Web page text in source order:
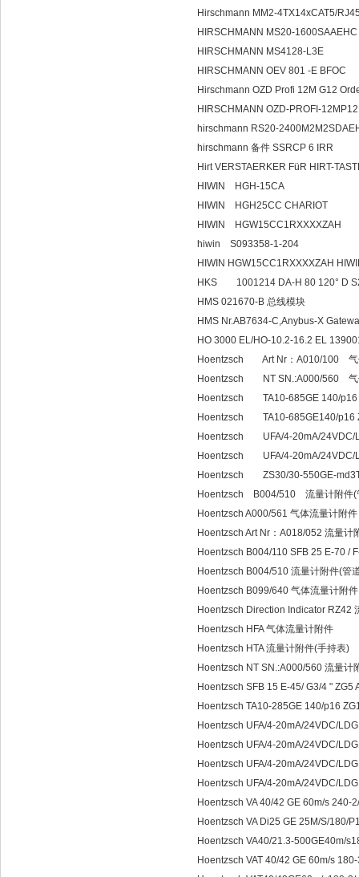
Hirschmann MM2-4TX14xCAT5/
HIRSCHMANN MS20-
HIRSCHMANN MS4128-L3E
HIRSCHMANN OEV 801 -E BFOC
Hirschmann OZD Profi 12M G12
HIRSCHMANN OZD-PROFI-
hirschmann RS20-
hirschmann 备件 SSRCP 6 IRR
Hirt VERSTAERKER FüR HIRT-
HIWIN HGH-15CA
HIWIN HGH25CC CHARIOT
HIWIN
hiwin S093358-1-204
HIWIN HGW15CC1RXXXXZAH
HKS 1001214 DA-H 80 120° D
HMS 021670-B 总线模块
HMS Nr.AB7634-C,Anybus-X
HO 3000 EL/HO-10.2-16.2 EL
Hoentzsch Art Nr：A010/100 气
Hoentzsch NT SN.:A000/560 气
Hoentzsch TA10-685GE 140/p16
Hoentzsch TA10-685GE140/p16
Hoentzsch UFA/4-20mA/
Hoentzsch UFA/4-20mA/24VDC/
Hoentzsch ZS30/30-550GE-
Hoentzsch B004/510 流量计附件(
Hoentzsch A000/561 气体流量计附件
Hoentzsch Art Nr：A018/052 流量计
Hoentzsch B004/110 SFB 25 E-70 /
Hoentzsch B004/510 流量计附件(管
Hoentzsch B099/640 气体流量计附件
Hoentzsch Direction Indicator RZ42
Hoentzsch HFA 气体流量计附件
Hoentzsch HTA 流量计附件(手持表)
Hoentzsch NT SN.:A000/560 流量计
Hoentzsch SFB 15 E-45/ G3/4 " ZG5
Hoentzsch TA10-285GE 140/p16
Hoentzsch UFA/4-20mA/24VDC/
Hoentzsch UFA/4-20mA/24VDC/
Hoentzsch UFA/4-20mA/24VDC/
Hoentzsch UFA/4-20mA/24VDC/
Hoentzsch VA 40/42 GE 60m/s 240-
Hoentzsch VA Di25 GE 25M/S/180/
Hoentzsch VA40/21.3-500GE40m/
Hoentzsch VAT 40/42 GE 60m/s